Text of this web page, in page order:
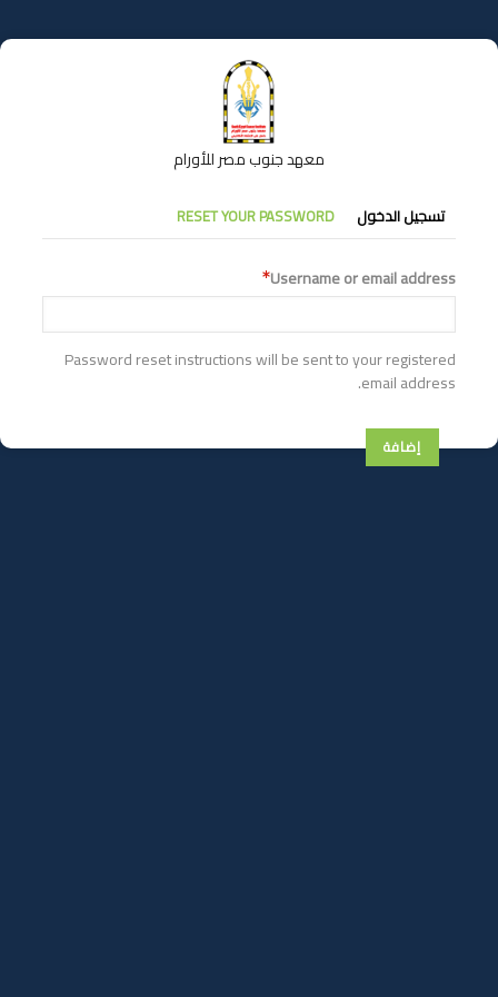
إلى
المحتوى
معهد جنوب مصر للأورام
التبويبات
الأساسية
تسجيل الدخول RESET YOUR PASSWORD
Username or email address
Password reset instructions will be sent to your registered
email address.